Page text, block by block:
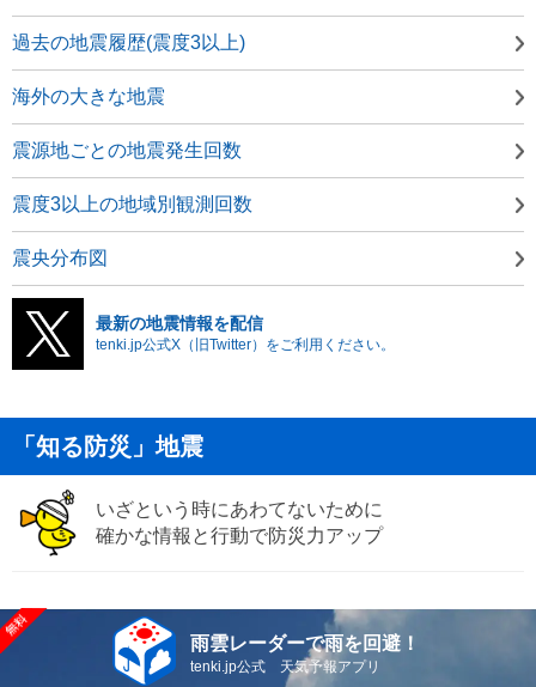
過去の地震履歴(震度3以上)
海外の大きな地震
震源地ごとの地震発生回数
震度3以上の地域別観測回数
震央分布図
最新の地震情報を配信
tenki.jp公式X（旧Twitter）をご利用ください。
「知る防災」地震
いざという時にあわてないために
確かな情報と行動で防災力アップ
雨雲レーダーで雨を回避！
tenki.jp公式 天気予報アプリ